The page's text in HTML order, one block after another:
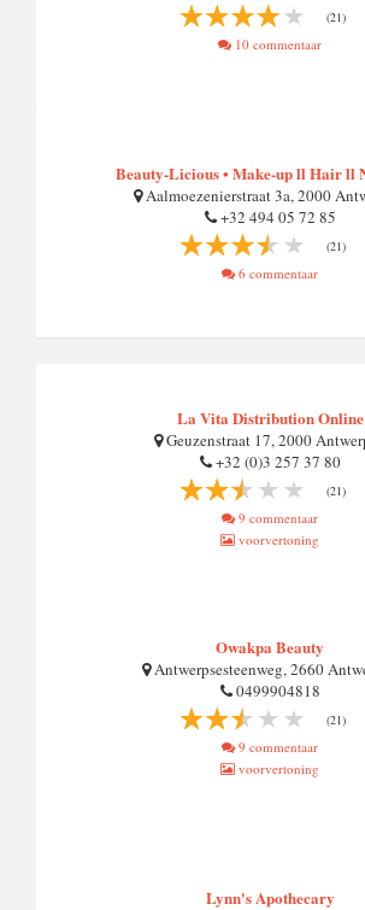
(21)
10 commentaar
Beauty-Licious • Make-up ll Hair ll
Aalmoezenierstraat 3a, 2000
+32 494 05 72 85
(21)
6 commentaar
La Vita Distribution Online
Geuzenstraat 17, 2000
+32 (0)3 257 37 80
(21)
9 commentaar
voorvertoning
Owakpa Beauty
Antwerpsesteenweg, 2660
0499904818
(21)
9 commentaar
voorvertoning
Lynn's Apothecary